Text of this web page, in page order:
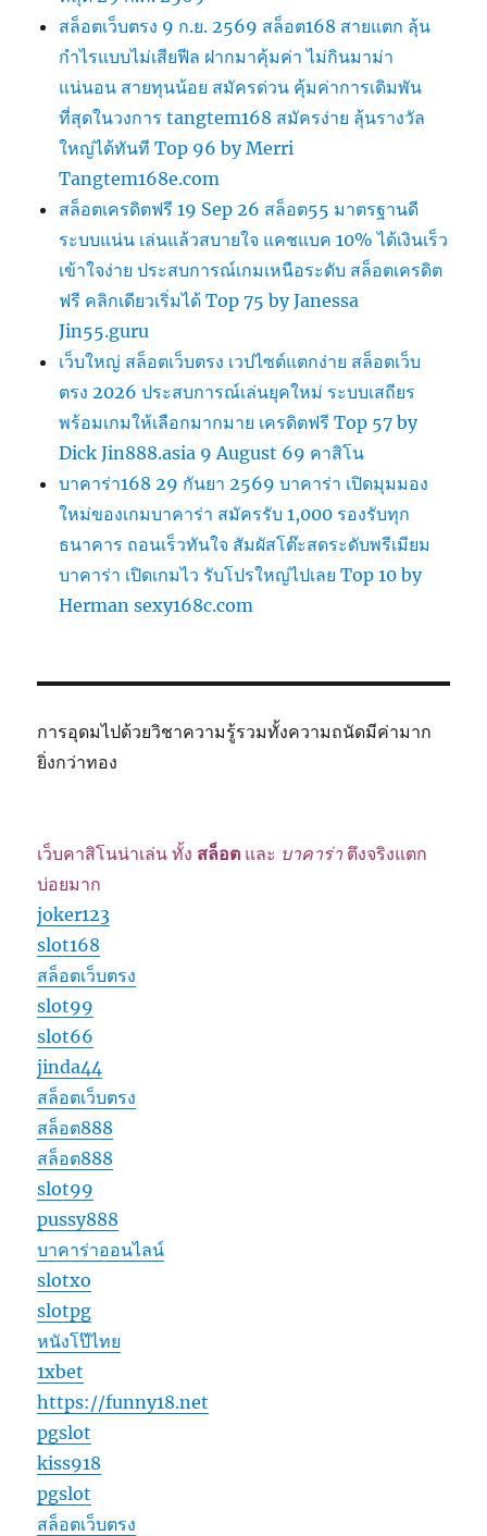
สล็อตเว็บตรง 9 ก.ย. 2569 สล็อต168 สายแตก ลุ้น
กำไรแบบไม่เสียฟีล ฝากมาคุ้มค่า ไม่กินมาม่า
แน่นอน สายทุนน้อย สมัครด่วน คุ้มค่าการเดิมพัน
ที่สุดในวงการ tangtem168 สมัครง่าย ลุ้นรางวัล
ใหญ่ได้ทันที Top 96 by Merri
Tangtem168e.com
สล็อตเครดิตฟรี 19 Sep 26 สล็อต55 มาตรฐานดี
ระบบแน่น เล่นแล้วสบายใจ แคชแบค 10% ได้เงินเร็ว
เข้าใจง่าย ประสบการณ์เกมเหนือระดับ สล็อตเครดิต
ฟรี คลิกเดียวเริ่มได้ Top 75 by Janessa
Jin55.guru
เว็บใหญ่ สล็อตเว็บตรง เวปไซต์แตกง่าย สล็อตเว็บ
ตรง 2026 ประสบการณ์เล่นยุคใหม่ ระบบเสถียร
พร้อมเกมให้เลือกมากมาย เครดิตฟรี Top 57 by
Dick Jin888.asia 9 August 69 คาสิโน
บาคาร่า168 29 กันยา 2569 บาคาร่า เปิดมุมมอง
ใหม่ของเกมบาคาร่า สมัครรับ 1,000 รองรับทุก
ธนาคาร ถอนเร็วทันใจ สัมผัสโต๊ะสดระดับพรีเมียม
บาคาร่า เปิดเกมไว รับโปรใหญ่ไปเลย Top 10 by
Herman sexy168c.com
การอุดมไปด้วยวิชาความรู้รวมทั้งความถนัดมีค่ามาก
ยิ่งกว่าทอง
เว็บคาสิโนน่าเล่น ทั้ง สล็อต และ บาคาร่า ตึงจริงแตก
บ่อยมาก
joker123
slot168
สล็อตเว็บตรง
slot99
slot66
jinda44
สล็อตเว็บตรง
สล็อต888
สล็อต888
slot99
pussy888
บาคาร่าออนไลน์
slotxo
slotpg
หนังโป๊ไทย
1xbet
https://funny18.net
pgslot
kiss918
pgslot
สล็อตเว็บตรง